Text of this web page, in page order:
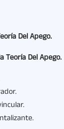
Del Apego.
Teoría Del Apego.